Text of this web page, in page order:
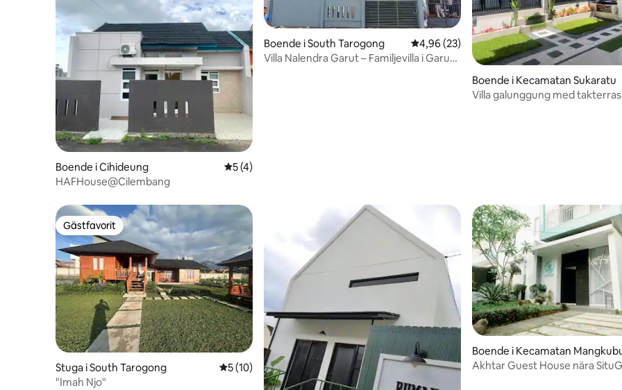
Boende i Cihideung 5 av 5 i genomsnittligt betyg, 4 omdömen
5 (4)
HAFHouse@Cilembang
Boende i South Tarogong 4,96 av 5 i genomsnittligt betyg, 23
4,96 (23)
Villa Nalendra Garut – Familjevilla i Garut
Boende i Kecamatan Sukaratu
Villa galunggung med
Gästfavorit
Gästfavorit
Stuga i South Tarogong 5 av 5 i genomsnittligt betyg, 10 omdömen
5 (10)
"Imah Njo"
Boende i Kecamatan
iAkhtar Guest House nära